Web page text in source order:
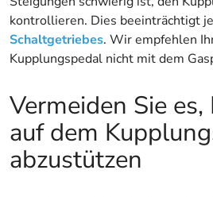
kontrollieren. Dies beeinträchtigt
Schaltgetriebes. Wir empfehlen
Kupplungspedal nicht mit dem
Vermeiden Sie
auf dem
abzustützen